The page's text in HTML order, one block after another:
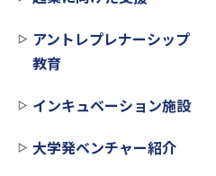
アントレプレナーシップ
教育
インキュベーション施設
大学発ベンチャー紹介